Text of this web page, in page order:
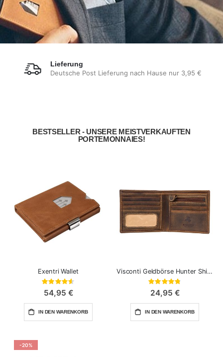
Lieferung
Deutsche Post Lieferung nach Hause nur 3,95 €
BESTSELLER - UNSERE MEISTVERKAUFTEN
PORTEMONNAIES!
Exentri Wallet
Bewertung:
54,95 €
IN DEN WARENKORB
Visconti Geldbörse Hunter Shield
Bewertung:
24,95 €
IN DEN WARENKORB
-20%